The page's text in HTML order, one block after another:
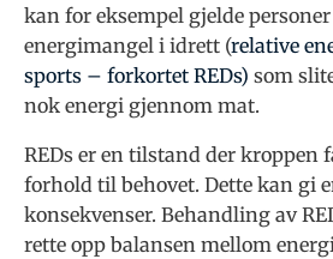
kan for eksempel gjelde
energimangel i idrett (relative
sports – forkortet REDs) som
nok energi gjennom mat.
REDs er en tilstand der kroppen
forhold til behovet. Dette kan gi
konsekvenser. Behandling av
rette opp balansen mellom